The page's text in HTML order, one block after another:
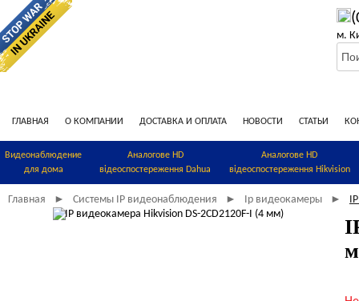
м.
ГЛАВНАЯ О КОМПАНИИ ДОСТАВКА И ОПЛАТА НОВОСТИ СТАТЬИ
Видеонаблюдение
для дома
Аналогове HD
відеоспостереження Dahua
Аналогове HD
відеоспостереження Hikvision
Главная ► Системы IP видеонаблюдения ► Ip видеокамеры ►